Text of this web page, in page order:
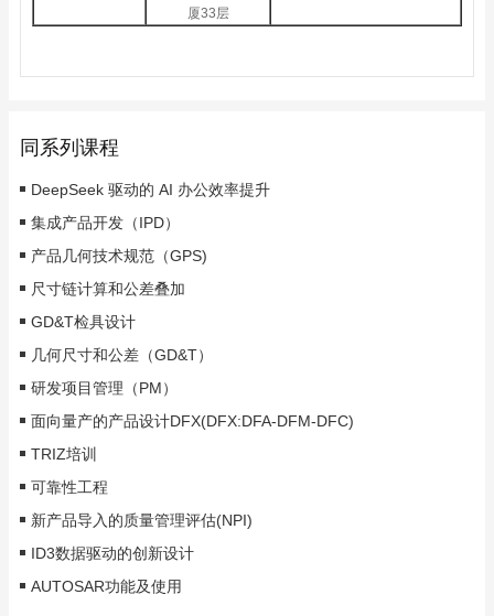
厦33层
同系列课程
DeepSeek 驱动的 AI 办公效率提升
集成产品开发（IPD）
产品几何技术规范（GPS)
尺寸链计算和公差叠加
GD&T检具设计
几何尺寸和公差（GD&T）
研发项目管理（PM）
面向量产的产品设计DFX(DFX:DFA-DFM-DFC)
TRIZ培训
可靠性工程
新产品导入的质量管理评估(NPI)
ID3数据驱动的创新设计
AUTOSAR功能及使用